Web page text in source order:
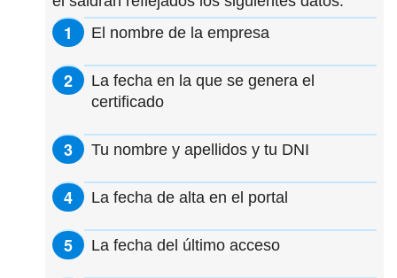
El nombre de la empresa
La fecha en la que se genera el
certificado
Tu nombre y apellidos y tu DNI
La fecha de alta en el portal
La fecha del último acceso